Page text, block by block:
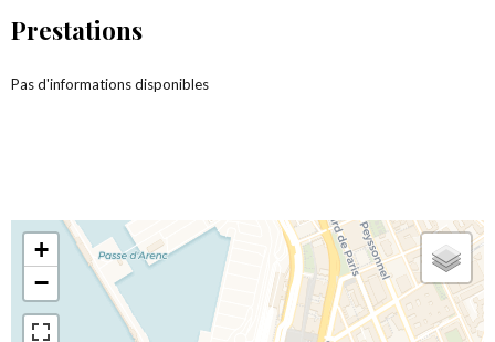
Prestations
Pas d'informations disponibles
+
−